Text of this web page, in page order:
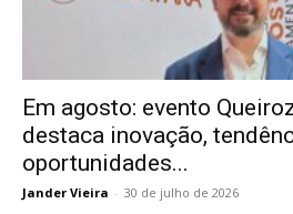
Em agosto: evento
destaca inovação,
oportunidades...
Jander Vieira - 30 de julho de 2026